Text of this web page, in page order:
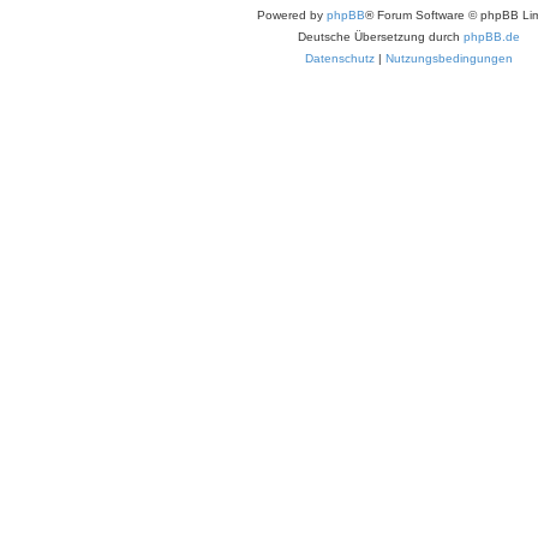
Powered by phpBB® Forum Software © phpBB
Deutsche Übersetzung durch phpBB.de
Datenschutz | Nutzungsbedingungen